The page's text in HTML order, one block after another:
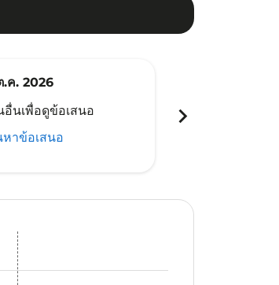
.ค. 2026
อื่นเพื่อดูข้อเสนอ
าข้อเสนอ
chevron_right
นอเสนอ
หาข้อเสนอ
ค้นหาข้อเสนอ
ค้นหาข้อเสนอ
disclaimer. ค้นหาข้อเสนอ
disclaimer. ค้นหาข้อเสนอ
offers-disclaimer. ค้นหาข้อเสนอ
view-offers-disclaimer. ค้นหาข้อเสนอ
cmp-view-offers-disclaimer. ค้นหาข้อเสนอ
cmp-view-offers-disclaimer. ค้นหาข้อเสนอ
MNL–MEL: cmp-view-offers-disclaimer. ค้นหาข้อ